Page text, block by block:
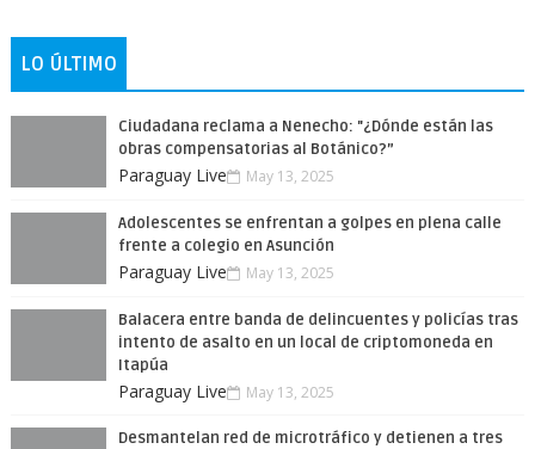
LO ÚLTIMO
Ciudadana reclama a Nenecho: "¿Dónde están las
obras compensatorias al Botánico?”
Paraguay Live May 13, 2025
Adolescentes se enfrentan a golpes en plena calle
frente a colegio en Asunción
Paraguay Live May 13, 2025
Balacera entre banda de delincuentes y policías tras
intento de asalto en un local de criptomoneda en
Itapúa
Paraguay Live May 13, 2025
Desmantelan red de microtráfico y detienen a tres